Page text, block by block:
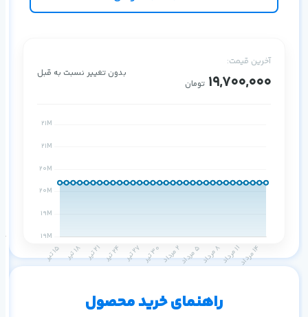
آخرین قیمت:
19,700,000 تومان
بدون تغییر نسبت به قبل
راهنمای خرید محصول